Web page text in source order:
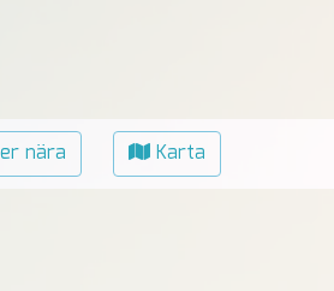
nära Karta